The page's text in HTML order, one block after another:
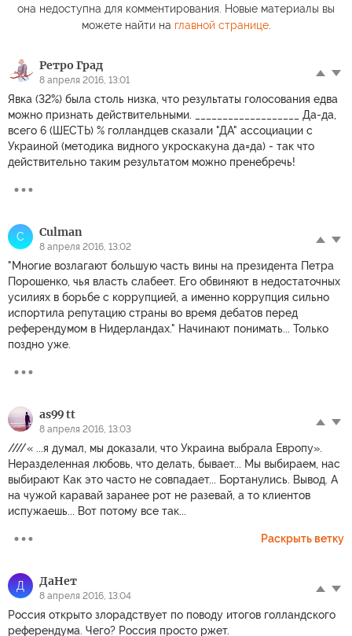
она недоступна для комментирования. Новые материалы вы
можете найти на главной странице.
Ретро Град
8 апреля 2016, 13:01
Явка (32%) была столь низка, что результаты голосования едва
можно признать действительными. ___________________ Да-да,
всего 6 (ШЕСТЬ) % голландцев сказали "ДА" ассоциации с
Украиной (методика видного укроскакуна да=да) - так что
действительно таким результатом можно пренебречь!
C Culman
8 апреля 2016, 13:02
"Многие возлагают большую часть вины на президента Петра
Порошенко, чья власть слабеет. Его обвиняют в недостаточных
усилиях в борьбе с коррупцией, а именно коррупция сильно
испортила репутацию страны во время дебатов перед
референдумом в Нидерландах." Начинают понимать... Только
поздно уже.
as99 tt
8 апреля 2016, 13:03
////« ...я думал, мы доказали, что Украина выбрала Европу».
Неразделенная любовь, что делать, бывает... Мы выбираем, нас
выбирают Как это часто не совпадает... Бортанулись. Вывод. А
на чужой каравай заранее рот не разевай, а то клиентов
испужаешь... Вот потому все так...
Раскрыть ветку
Д ДаНет
8 апреля 2016, 13:04
Россия открыто злорадствует по поводу итогов голландского
референдума. Чего? Россия просто ржет.